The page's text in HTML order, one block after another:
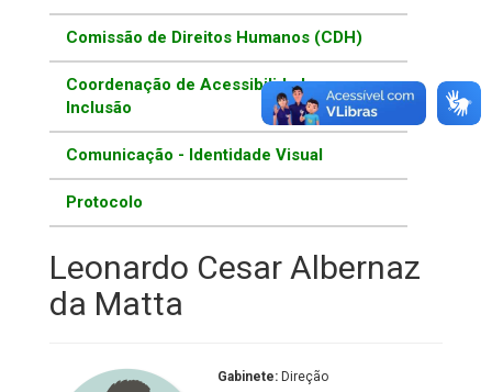
Comissão de Direitos Humanos (CDH)
Coordenação de Acessibilidade e
Inclusão
Comunicação - Identidade Visual
Protocolo
Leonardo Cesar Albernaz
da Matta
Gabinete: Direção